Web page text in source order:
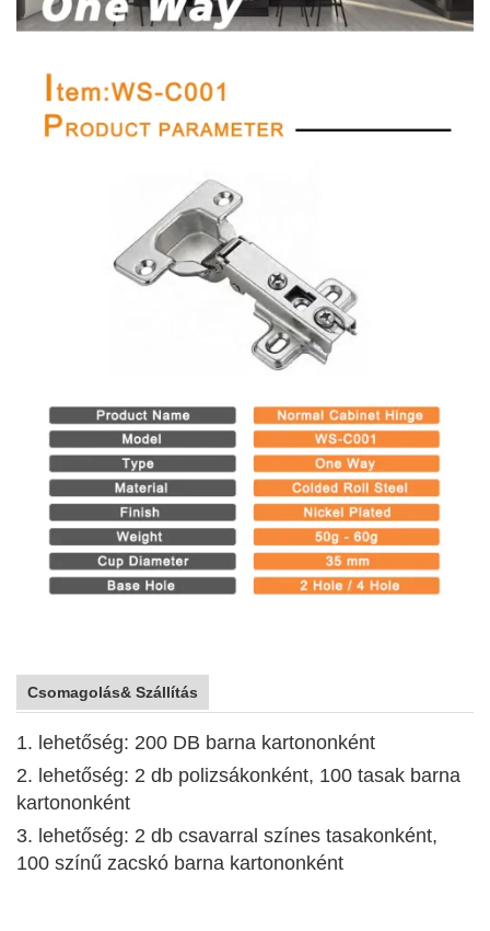
Csomagolás& Szállítás
1. lehetőség: 200 DB barna kartononként
2. lehetőség: 2 db polizsákonként, 100 tasak barna
kartononként
3. lehetőség: 2 db csavarral színes tasakonként,
100 színű zacskó barna kartononként